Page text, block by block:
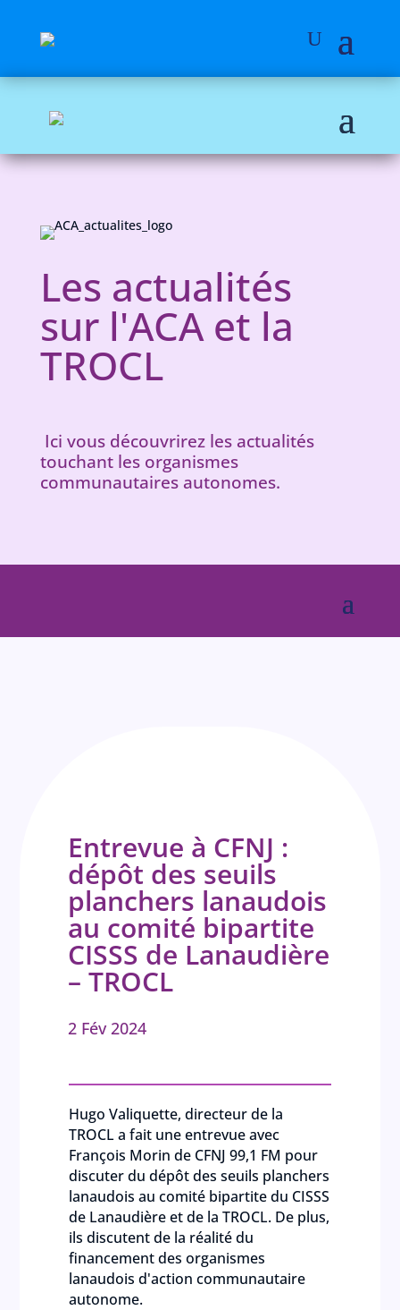
Les actualités
sur l'ACA et la
TROCL
Ici vous découvrirez les actualités
touchant les organismes
communautaires autonomes.
Entrevue à CFNJ :
dépôt des seuils
planchers lanaudois
au comité bipartite
CISSS de Lanaudière
– TROCL
2 Fév 2024
Hugo Valiquette, directeur de la
TROCL a fait une entrevue avec
François Morin de CFNJ 99,1 FM pour
discuter du dépôt des seuils planchers
lanaudois au comité bipartite du CISSS
de Lanaudière et de la TROCL. De plus,
ils discutent de la réalité du
financement des organismes
lanaudois d'action communautaire
autonome.